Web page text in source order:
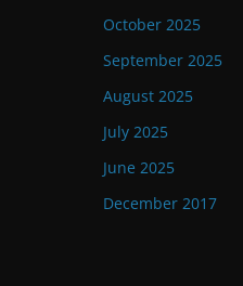
October 2025
September 2025
August 2025
July 2025
June 2025
December 2017